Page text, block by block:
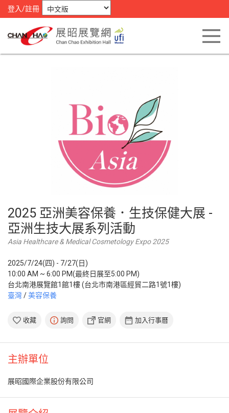
登入/註冊
2025 亞洲美容保養．生技保健大展 -
亞洲生技大展系列活動
Asia Healthcare & Medical Cosmetology Expo 2025
2025/7/24(四) - 7/27(日)
10:00 AM ~ 6:00 PM(最終日展至5:00 PM)
台北南港展覽館1館1樓 (台北市南港區經貿二路1號1樓)
臺灣/美容保養
收藏 詢問 官網 加入行事曆
主辦單位
展昭國際企業股份有限公司